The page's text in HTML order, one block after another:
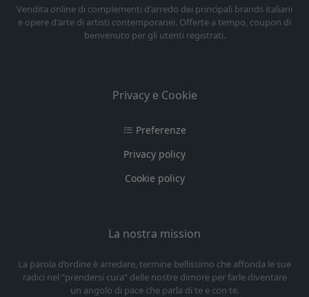
Vendita online di complementi d'arredo dei principali brands italiani
e opere d'arte di artisti contemporanei. Offerte a tempo, coupon di
benvenuto per gli utenti registrati.
Privacy e Cookie
Preferenze
Privacy policy
Cookie policy
La nostra mission
La parola d’ordine è arredare, termine bellissimo che affonda le sue
radici nel “prendersi cura” delle nostre dimore per farle diventare
un angolo di pace che parla di te e con te.